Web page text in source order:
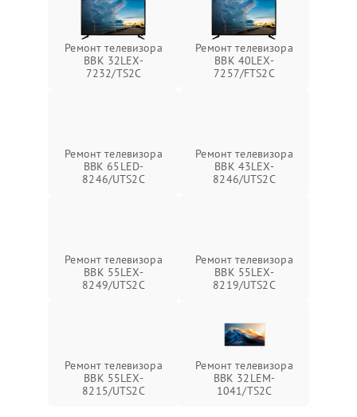
Ремонт телевизора
BBK 32LEX-
7232/TS2C
Ремонт телевизора
BBK 40LEX-
7257/FTS2C
Ремонт телевизора
BBK 65LED-
8246/UTS2C
Ремонт телевизора
BBK 43LEX-
8246/UTS2C
Ремонт телевизора
BBK 55LEX-
8249/UTS2C
Ремонт телевизора
BBK 55LEX-
8219/UTS2C
Ремонт телевизора
BBK 55LEX-
8215/UTS2C
Ремонт телевизора
BBK 32LEM-
1041/TS2C